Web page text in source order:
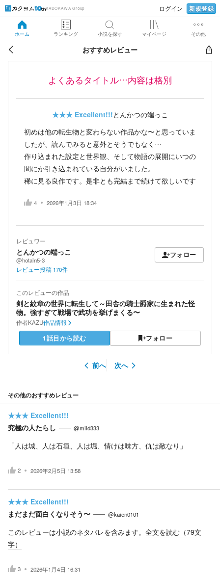
KADOKAWA Group ログイン 新規登録
ホーム ランキング 小説を探す マイページ その他
おすすめレビュー
よくあるタイトル…内容は格別
★★★ Excellent!!!とんかつの端っこ
初めは他の転生物と変わらない作品かな〜と思っていま
したが、読んでみると意外とそうでもなく…
作り込まれた設定と世界観、そして物語の展開にいつの
間にか引き込まれている自分がいました。
稀に見る良作です。是非とも完結まで続けて欲しいです
4 2026年1月3日 18:34
レビュワー
とんかつの端っこ
@hotaln5-3
フォロー
レビュー投稿 170件
このレビューの作品
剣と紋章の世界に転生して～田舎の騎士爵家に生まれた怪
物。強すぎて戦場で武功を挙げまくる〜
作者KAZU作品情報
1話目から読む フォロー
前へ 次へ
その他のおすすめレビュー
★★★ Excellent!!!
究極の人たらし
@mild333
「人は城、人は石垣、人は堀、情けは味方、仇は敵なり」
2 2026年2月5日 13:58
★★★ Excellent!!!
まだまだ面白くなりそう〜
@kaien0101
このレビューは小説のネタバレを含みます。 全文を読む（79文
字）
3 2026年1月4日 16:31